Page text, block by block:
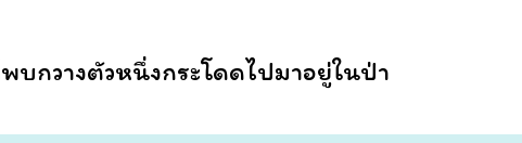
บกวางตัวหนึ่งกระโดดไปมาอยู่ในป่า